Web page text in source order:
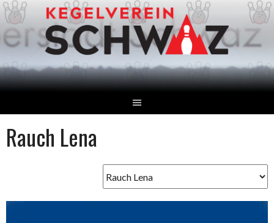
Springe
zum
Inhalt
Rauch Lena